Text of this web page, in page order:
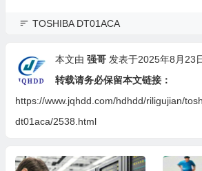
TOSHIBA DT01ACA
本文由 强哥 发表于2025年8月23
转载请务必保留本文链接：
https://www.jqhdd.com/hdhdd/riligujian/
dt01aca/2538.html